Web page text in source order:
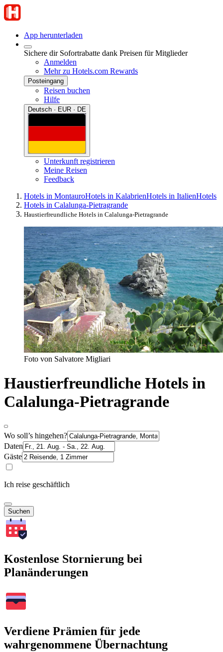
App herunterladen
Sichere dir Sofortrabatte dank Preisen für Mitglieder
Anmelden
Mehr zu Hotels.com Rewards
Posteingang
Reisen buchen
Hilfe
Deutsch · EUR · DE
Unterkunft registrieren
Meine Reisen
Feedback
Hotels in MontauroHotels in KalabrienHotels in ItalienHotels
Hotels in Calalunga-Pietragrande
Haustierfreundliche Hotels in Calalunga-Pietragrande
Foto von Salvatore Migliari
Haustierfreundliche Hotels in
Calalunga-Pietragrande
Wo soll’s hingehen?
Daten
Gäste
Ich reise geschäftlich
Suchen
Kostenlose Stornierung bei
Planänderungen
Verdiene Prämien für jede
wahrgenommene Übernachtung